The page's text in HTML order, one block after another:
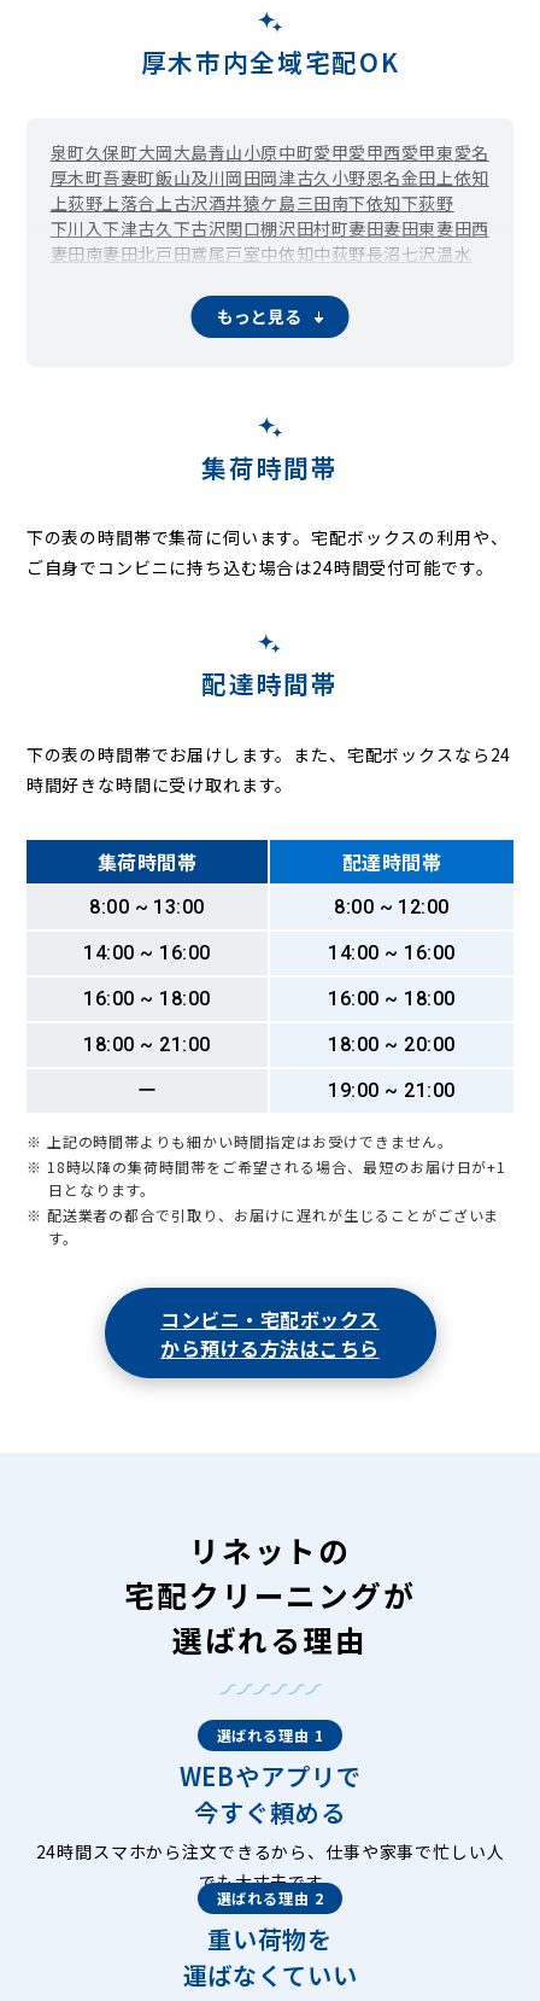
厚木市内全域宅配OK
泉町久保町大岡大島青山小原中町愛甲愛甲西愛甲東愛名
厚木町吾妻町飯山及川岡田岡津古久 小野恩名金田 上依知
上荻野 上落合 上古沢酒井猿ケ島三田南下依知下荻野
下川入下津古久 下古沢関口棚沢田村町妻田妻田東妻田西
妻田南妻田北戸田鳶尾戸室中依知中荻野長沼七沢温水
森の里青山森の里若宮山際
もっと見る
集荷時間帯
下の表の時間帯で集荷に伺います。宅配ボックスの利用や、
ご自身でコンビニに持ち込む場合は24時間受付可能です。
配達時間帯
下の表の時間帯でお届けします。また、宅配ボックスなら24
時間好きな時間に受け取れます。
集荷時間帯 配達時間帯
8:00 ~ 13:00
8:00 ~ 12:00
14:00 ~ 16:00
14:00 ~ 16:00
16:00 ~ 18:00
16:00 ~ 18:00
18:00 ~ 21:00
18:00 ~ 20:00
ー
19:00 ~ 21:00
※ 上記の時間帯よりも細かい時間指定はお受けできません。
※ 18時以降の集荷時間帯をご希望される場合、最短のお届け日が+1
日となります。
※ 配送業者の都合で引取り、お届けに遅れが生じることがございま
す。
コンビニ・宅配ボックス
から預ける方法はこちら
リネットの
宅配クリーニングが
選ばれる理由
選ばれる理由 1
WEBやアプリで
今すぐ頼める
24時間スマホから注文できるから、仕事や家事で忙しい人
でも大丈夫です。
選ばれる理由 2
重い荷物を
運ばなくていい